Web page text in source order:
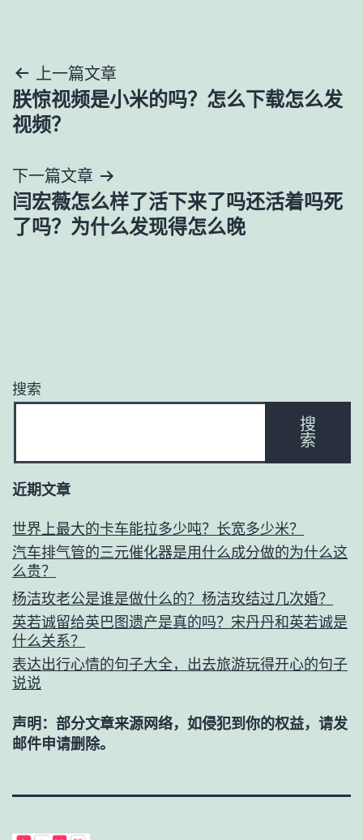
文
章
航
上一篇文章
朕惊视频是小米的吗？怎么下载怎么发
视频？
下一篇文章
闫宏薇怎么样了活下来了吗还活着吗死
了吗？为什么发现得怎么晚
搜索
搜
索
近期文章
世界上最大的卡车能拉多少吨？长宽多少米？
汽车排气管的三元催化器是用什么成分做的为什么这
么贵？
杨洁玫老公是谁是做什么的？杨洁玫结过几次婚？
英若诚留给英巴图遗产是真的吗？宋丹丹和英若诚是
什么关系？
表达出行心情的句子大全，出去旅游玩得开心的句子
说说
声明：部分文章来源网络，如侵犯到你的权益，请发
邮件申请删除。